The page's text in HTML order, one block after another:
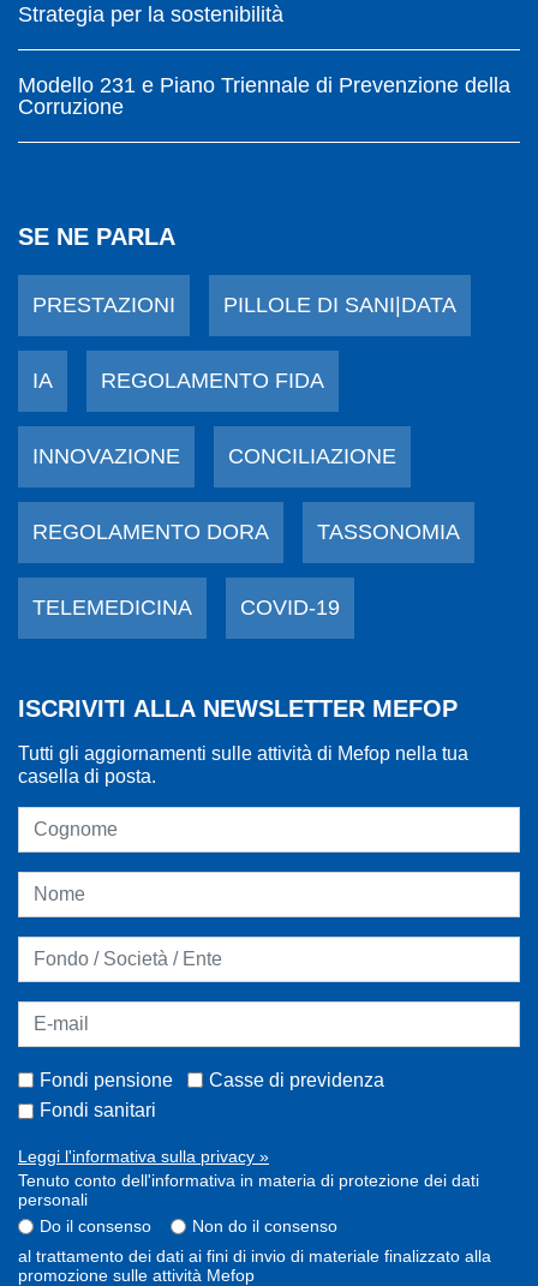
Strategia per la sostenibilità
Modello 231 e Piano Triennale di Prevenzione della
Corruzione
SE NE PARLA
PRESTAZIONI PILLOLE DI SANI|DATA
IA REGOLAMENTO FIDA
INNOVAZIONE CONCILIAZIONE
REGOLAMENTO DORA TASSONOMIA
TELEMEDICINA COVID-19
ISCRIVITI ALLA NEWSLETTER MEFOP
Tutti gli aggiornamenti sulle attività di Mefop nella tua
casella di posta.
Fondi pensione
Casse di previdenza
Fondi sanitari
Leggi l'informativa sulla privacy »
Tenuto conto dell'informativa in materia di protezione dei dati
personali
Do il consenso
Non do il consenso
al trattamento dei dati ai fini di invio di materiale finalizzato alla
promozione sulle attività Mefop